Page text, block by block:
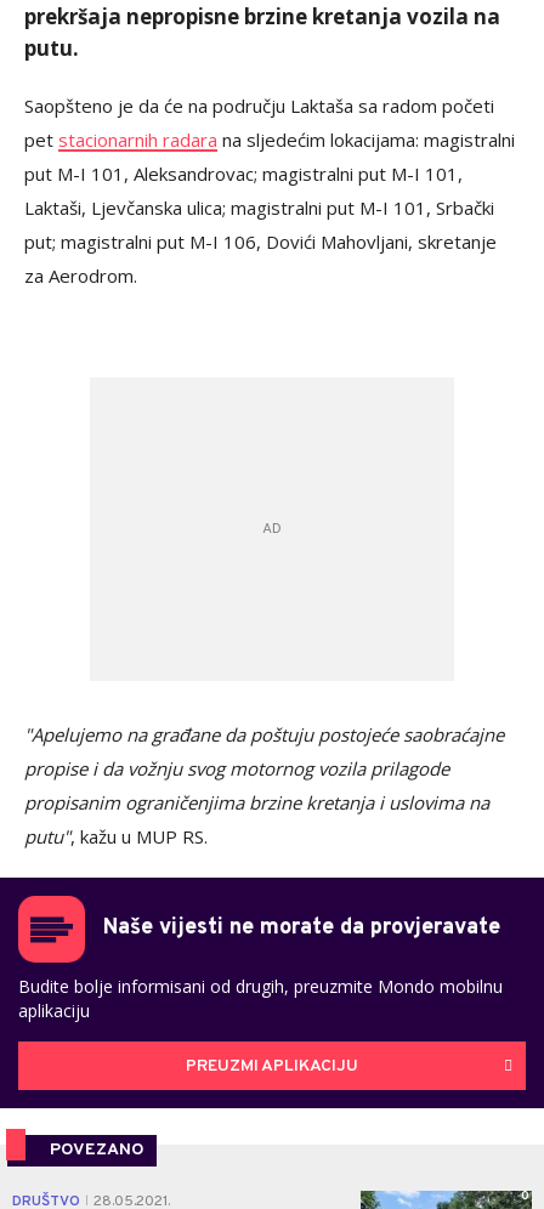
prekršaja nepropisne brzine kretanja vozila na
putu.
Saopšteno je da će na području Laktaša sa radom početi
pet stacionarnih radara na sljedećim lokacijama: magistralni
put M-I 101, Aleksandrovac; magistralni put M-I 101,
Laktaši, Ljevčanska ulica; magistralni put M-I 101, Srbački
put; magistralni put M-I 106, Dovići Mahovljani, skretanje
za Aerodrom.
"Apelujemo na građane da poštuju postojeće saobraćajne
propise i da vožnju svog motornog vozila prilagode
propisanim ograničenjima brzine kretanja i uslovima na
putu", kažu u MUP RS.
Naše vijesti ne morate da provjeravate
Budite bolje informisani od drugih, preuzmite Mondo mobilnu
aplikaciju
PREUZMI APLIKACIJU
POVEZANO
DRUŠTVO 28.05.2021. 0